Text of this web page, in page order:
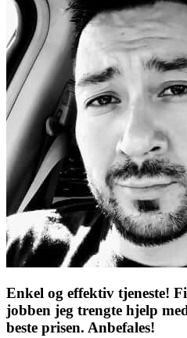
Enkel og effektiv tjeneste!
jobben jeg trengte hjelp
beste prisen. Anbefales!